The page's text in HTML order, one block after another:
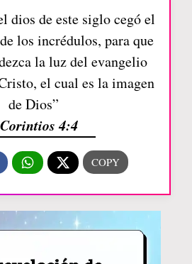
dios de este siglo cegó el
los incrédulos, para que
la luz del evangelio
el cual es la imagen
de Dios”
4:4